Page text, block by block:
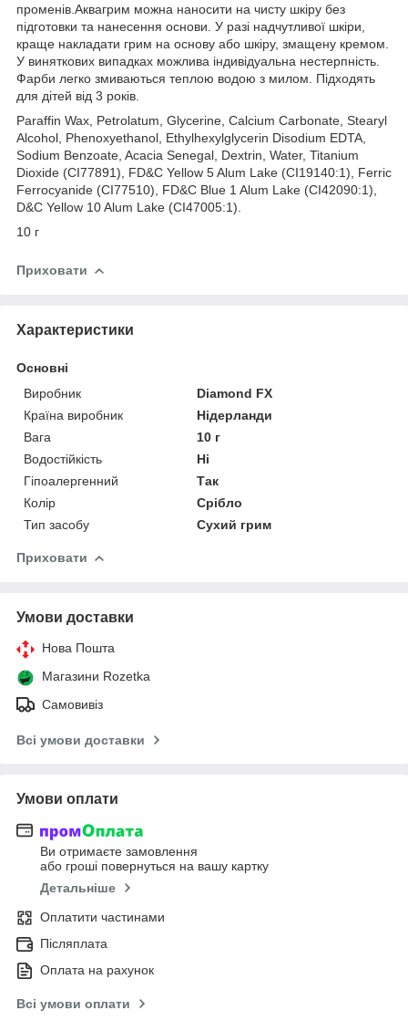
променів.Аквагрим можна наносити на чисту шкіру без
підготовки та нанесення основи. У разі надчутливої шкіри,
краще накладати грим на основу або шкіру, змащену кремом.
У виняткових випадках можлива індивідуальна нестерпність.
Фарби легко змиваються теплою водою з милом. Підходять
для дітей від 3 років.
Paraffin Wax, Petrolatum, Glycerine, Calcium Carbonate, Stearyl
Alcohol, Phenoxyethanol, Ethylhexylglycerin Disodium EDTA,
Sodium Benzoate, Acacia Senegal, Dextrin, Water, Titanium
Dioxide (CI77891), FD&C Yellow 5 Alum Lake (CI19140:1), Ferric
Ferrocyanide (CI77510), FD&C Blue 1 Alum Lake (CI42090:1),
D&C Yellow 10 Alum Lake (CI47005:1).
10 г
Приховати
Характеристики
Основні
Виробник
Diamond FХ
Країна виробник
Нідерланди
Вага
10 г
Водостійкість
Ні
Гіпоалергенний
Так
Колір
Срібло
Тип засобу
Сухий грим
Приховати
Умови доставки
Нова Пошта
Магазини Rozetka
Самовивіз
Всі умови доставки
Умови оплати
Ви отримаєте замовлення
або гроші повернуться на вашу картку
Детальніше
Оплатити частинами
Післяплата
Оплата на рахунок
Всі умови оплати